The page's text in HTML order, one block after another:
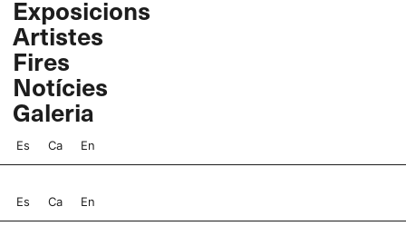
Vés
contingut
Exposicions
Artistes
Fires
Notícies
Galeria
Es Ca En
Es Ca En